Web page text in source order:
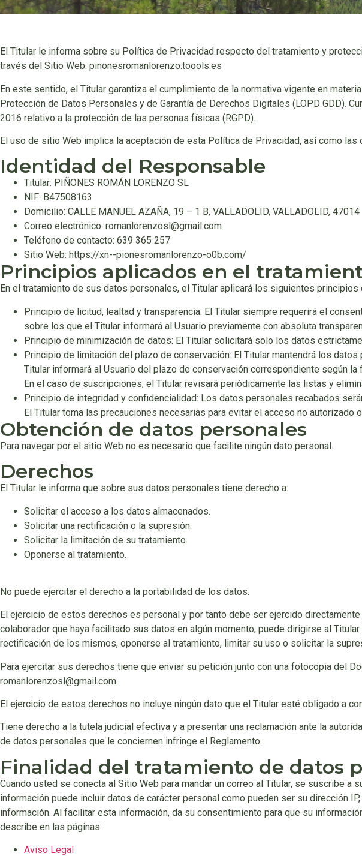
El Titular le informa sobre su Política de Privacidad respecto del tratamiento y
través del Sitio Web: pinonesromanlorenzo.toools.es
En este sentido, el Titular garantiza el cumplimiento de la normativa vigente en
Protección de Datos Personales y de Garantía de Derechos Digitales (LOPD GDD).
2016 relativo a la protección de las personas físicas (RGPD).
El uso de sitio Web implica la aceptación de esta Política de Privacidad, así como
Identidad del Responsable
Titular: PIÑONES ROMÁN LORENZO SL
NIF: B47508163
Domicilio: CALLE MANUEL AZAÑA, 19 – 1 B, VALLADOLID, VALLADOLID, 47014
Correo electrónico: romanlorenzosl@gmail.com
Teléfono de contacto: 639 365 257
Sitio Web: https://xn--pionesromanlorenzo-o0b.com/
Principios aplicados en el
En el tratamiento de sus datos personales, el Titular aplicará los siguientes
Principio de licitud, lealtad y transparencia: El Titular siempre requerirá el
sobre los que el Titular informará al Usuario previamente con absoluta
Principio de minimización de datos: El Titular solicitará solo los datos
Principio de limitación del plazo de conservación: El Titular mantendrá los
Titular informará al Usuario del plazo de conservación correspondiente según la
En el caso de suscripciones, el Titular revisará periódicamente las listas y
Principio de integridad y confidencialidad: Los datos personales recabados
El Titular toma las precauciones necesarias para evitar el acceso no
Obtención de datos personales
Para navegar por el sitio Web no es necesario que facilite ningún dato personal.
Derechos
El Titular le informa que sobre sus datos personales tiene derecho a:
Solicitar el acceso a los datos almacenados.
Solicitar una rectificación o la supresión.
Solicitar la limitación de su tratamiento.
Oponerse al tratamiento.
No puede ejercitar el derecho a la portabilidad de los datos.
El ejercicio de estos derechos es personal y por tanto debe ser ejercido
colaborador que haya facilitado sus datos en algún momento, puede dirigirse al
rectificación de los mismos, oponerse al tratamiento, limitar su uso o solicitar la
Para ejercitar sus derechos tiene que enviar su petición junto con una fotocopia del
romanlorenzosl@gmail.com
El ejercicio de estos derechos no incluye ningún dato que el Titular esté obligado a
Tiene derecho a la tutela judicial efectiva y a presentar una reclamación ante la
de datos personales que le conciernen infringe el Reglamento.
Finalidad del tratamiento de datos
Cuando usted se conecta al Sitio Web para mandar un correo al Titular, se suscribe
información puede incluir datos de carácter personal como pueden ser su dirección
información. Al facilitar esta información, da su consentimiento para que su
describe en las páginas:
Aviso Legal